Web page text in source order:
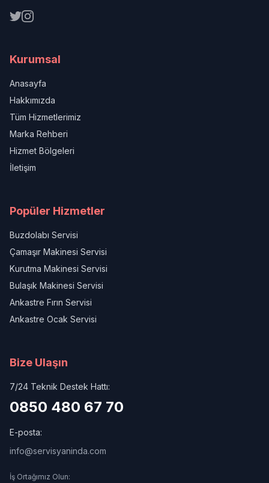
Kurumsal
Anasayfa
Hakkımızda
Tüm Hizmetlerimiz
Marka Rehberi
Hizmet Bölgeleri
İletişim
Popüler Hizmetler
Buzdolabı Servisi
Çamaşır Makinesi Servisi
Kurutma Makinesi Servisi
Bulaşık Makinesi Servisi
Ankastre Fırın Servisi
Ankastre Ocak Servisi
Bize Ulaşın
7/24 Teknik Destek Hattı:
0850 480 67 70
E-posta:
info@servisyaninda.com
İş Ortağımız Olun: